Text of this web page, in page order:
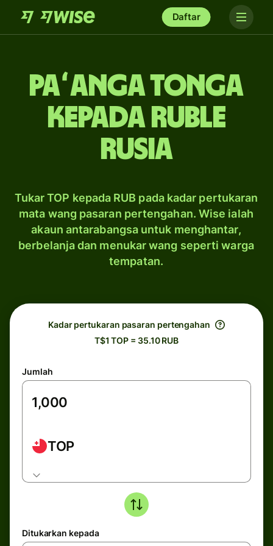
Daftar
paʻanga Tonga
kepada ruble
Rusia
Tukar TOP kepada RUB pada kadar pertukaran
mata wang pasaran pertengahan. Wise ialah
akaun antarabangsa untuk menghantar,
berbelanja dan menukar wang seperti warga
tempatan.
Kadar pertukaran pasaran pertengahan
T$1 TOP = 35.10 RUB
Jumlah
TOP
Ditukarkan kepada